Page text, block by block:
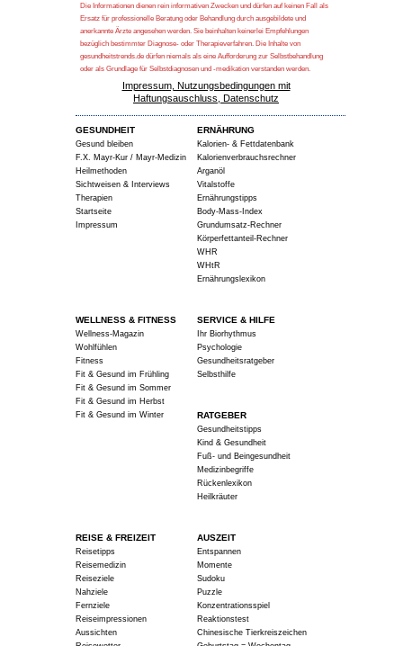
Die Informationen dienen rein informativen Zwecken und dürfen auf keinen Fall als
Ersatz für professionelle Beratung oder Behandlung durch ausgebildete und
anerkannte Ärzte angesehen werden. Sie beinhalten keinerlei Empfehlungen
bezüglich bestimmter Diagnose- oder Therapieverfahren. Die Inhalte von
gesundheitstrends.de dürfen niemals als eine Aufforderung zur Selbstbehandlung
oder als Grundlage für Selbstdiagnosen und -medikation verstanden werden.
Impressum, Nutzungsbedingungen mit
Haftungsauschluss, Datenschutz
GESUNDHEIT
Gesund bleiben
F.X. Mayr-Kur / Mayr-Medizin
Heilmethoden
Sichtweisen & Interviews
Therapien
Startseite
Impressum
ERNÄHRUNG
Kalorien- & Fettdatenbank
Kalorienverbrauchsrechner
Arganöl
Vitalstoffe
Ernährungstipps
Body-Mass-Index
Grundumsatz-Rechner
Körperfettanteil-Rechner
WHR
WHtR
Ernährungslexikon
WELLNESS & FITNESS
Wellness-Magazin
Wohlfühlen
Fitness
Fit & Gesund im Frühling
Fit & Gesund im Sommer
Fit & Gesund im Herbst
Fit & Gesund im Winter
SERVICE & HILFE
Ihr Biorhythmus
Psychologie
Gesundheitsratgeber
Selbsthilfe
RATGEBER
Gesundheitstipps
Kind & Gesundheit
Fuß- und Beingesundheit
Medizinbegriffe
Rückenlexikon
Heilkräuter
REISE & FREIZEIT
Reisetipps
Reisemedizin
Reiseziele
Nahziele
Fernziele
Reiseimpressionen
Aussichten
AUSZEIT
Entspannen
Momente
Sudoku
Puzzle
Konzentrationsspiel
Reaktionstest
Chinesische Tierkreiszeichen